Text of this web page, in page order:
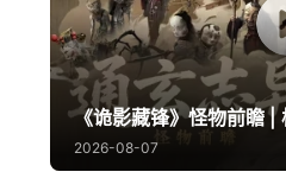
《诡影藏锋》怪物前瞻 |
2026-08-07